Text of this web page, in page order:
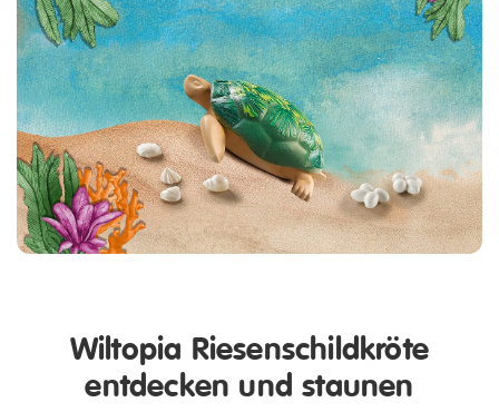
Wiltopia Riesenschildkröte
entdecken und staunen